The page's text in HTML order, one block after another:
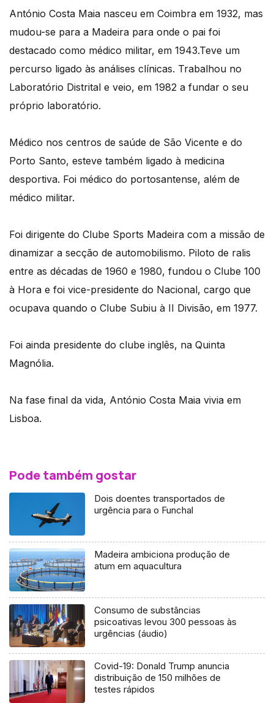
António Costa Maia nasceu em Coimbra em 1932, mas
mudou-se para a Madeira para onde o pai foi
destacado como médico militar, em 1943.Teve um
percurso ligado às análises clínicas. Trabalhou no
Laboratório Distrital e veio, em 1982 a fundar o seu
próprio laboratório.
Médico nos centros de saúde de São Vicente e do
Porto Santo, esteve também ligado à medicina
desportiva. Foi médico do portosantense, além de
médico militar.
Foi dirigente do Clube Sports Madeira com a missão de
dinamizar a secção de automobilismo. Piloto de ralis
entre as décadas de 1960 e 1980, fundou o Clube 100
à Hora e foi vice-presidente do Nacional, cargo que
ocupava quando o Clube Subiu à II Divisão, em 1977.
Foi ainda presidente do clube inglês, na Quinta
Magnólia.
Na fase final da vida, António Costa Maia vivia em
Lisboa.
Pode também gostar
Dois doentes transportados de
urgência para o Funchal
Madeira ambiciona produção de
atum em aquacultura
Consumo de substâncias
psicoativas levou 300 pessoas às
urgências (áudio)
Covid-19: Donald Trump anuncia
distribuição de 150 milhões de
testes rápidos